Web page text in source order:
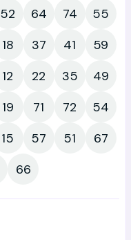
52 64 74
55
18 37 41
59
12 22 35
49
19 71 72
54
15 57 51
67
66